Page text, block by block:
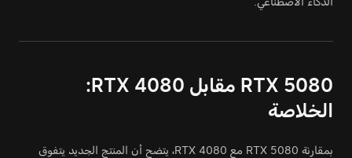
RTX 5080 مقابل RTX 4080:
الخلاصة
بمقارنة RTX 5080 مع RTX 4080، يتضح أن المنتج الجديد يتفوق